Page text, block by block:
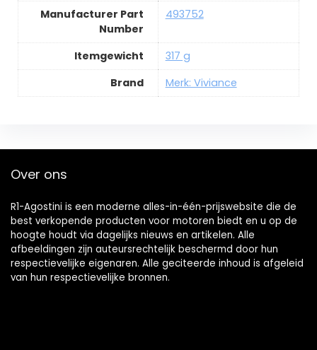
Manufacturer Part
Number
493752
Itemgewicht
317 g
Brand
Merk: Viviance
Over ons
R1-Agostini is een moderne alles-in-één-prijswebsite die de
best verkopende producten voor motoren biedt en u op de
hoogte houdt via dagelijks nieuws en artikelen. Alle
afbeeldingen zijn auteursrechtelijk beschermd door hun
respectievelijke eigenaren. Alle geciteerde inhoud is afgeleid
van hun respectievelijke bronnen.